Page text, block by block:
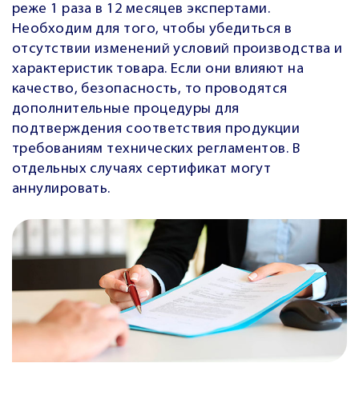
реже 1 раза в 12 месяцев экспертами.
Необходим для того, чтобы убедиться в
отсутствии изменений условий производства и
характеристик товара. Если они влияют на
качество, безопасность, то проводятся
дополнительные процедуры для
подтверждения соответствия продукции
требованиям технических регламентов. В
отдельных случаях сертификат могут
аннулировать.